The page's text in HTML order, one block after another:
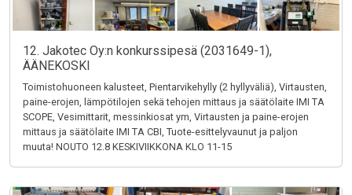
12. Jakotec Oy:n konkurssipesä (2031649-1),
ÄÄNEKOSKI
Toimistohuoneen kalusteet, Pientarvikehylly (2 hyllyväliä), Virtausten,
paine-erojen, lämpötilojen sekä tehojen mittaus ja säätölaite IMI TA
SCOPE, Vesimittarit, messinkiosat ym, Virtausten ja paine-erojen
mittaus ja säätölaite IMI TA CBI, Tuote-esittelyvaunut ja paljon
muuta! NOUTO 12.8 KESKIVIIKKONA KLO 11-15